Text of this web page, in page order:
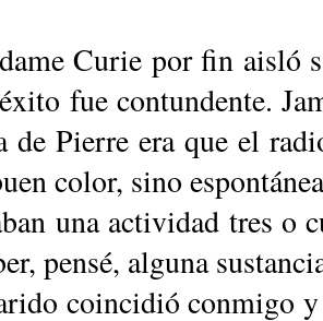
Cu­rie por fin ais­ló
fue con­tun­den­te.
de Pie­rre era que el
co­lor, si­no
una ac­ti­vi­dad tres
pen­sé, al­gu­na
coin­ci­dió con­mi­go